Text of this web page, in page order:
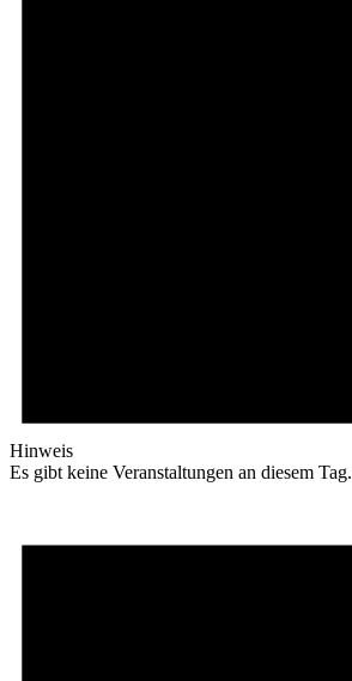
Hinweis
Es gibt keine Veranstaltungen an diesem Tag.